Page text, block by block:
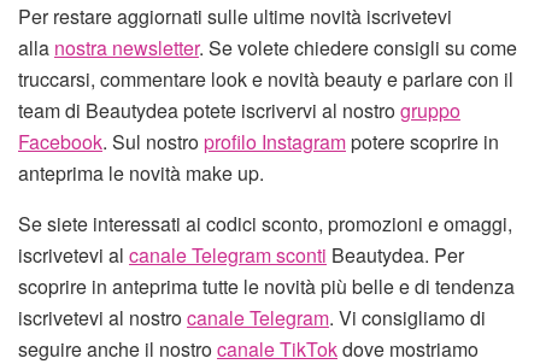
Per restare aggiornati sulle ultime novità iscrivetevi
alla nostra newsletter. Se volete chiedere consigli su come
truccarsi, commentare look e novità beauty e parlare con il
team di Beautydea potete iscrivervi al nostrogruppo
Facebook. Sul nostroprofilo Instagrampotere scoprire in
anteprima le novità make up.
Se siete interessati ai codici sconto, promozioni e omaggi,
iscrivetevi al canale Telegram sconti Beautydea. Per
scoprire in anteprima tutte le novità più belle e di tendenza
iscrivetevi al nostrocanale Telegram. Vi consigliamo di
seguire anche il nostrocanale TikTokdove mostriamo